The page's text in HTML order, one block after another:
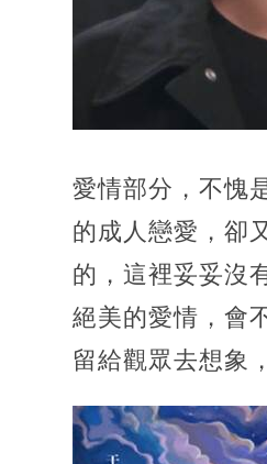
愛情部分， 不愧
的成人戀愛，卻
的，這裡妥妥沒
絕美的愛情，會
留給觀眾去想象